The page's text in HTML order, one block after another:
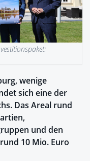
wenige
sich eine der
Das Areal rund
und den
10 Mio. Euro